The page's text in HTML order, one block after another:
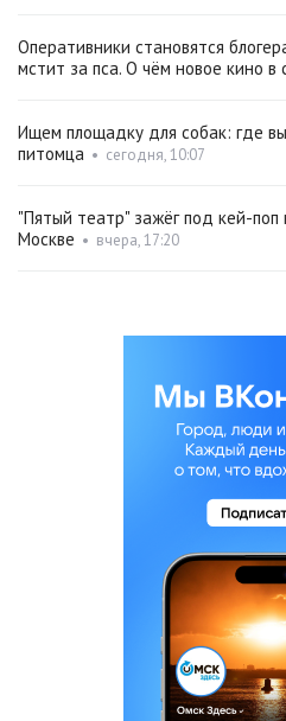
Оперативники становятся
мстит за пса. О чём новое кино в
Ищем площадку для собак: где
питомца • сегодня, 10:07
"Пятый театр" зажёг под кей-поп
Москве • вчера, 17:20